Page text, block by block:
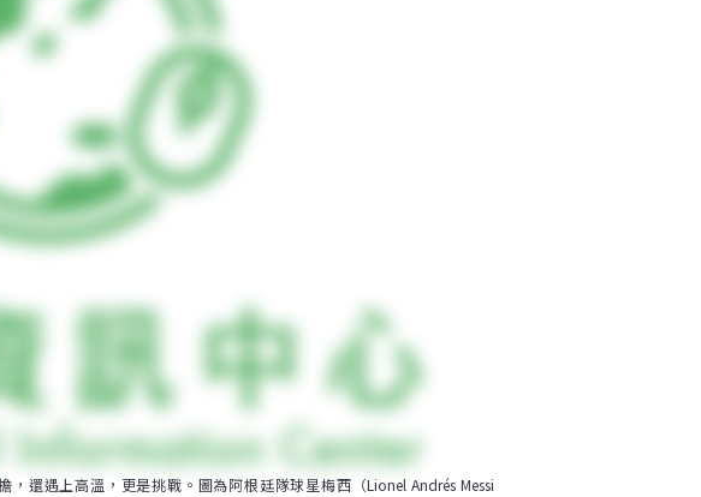
還遇上高溫，更是挑戰。圖為阿根廷隊球星梅西（Lionel Andrés Messi